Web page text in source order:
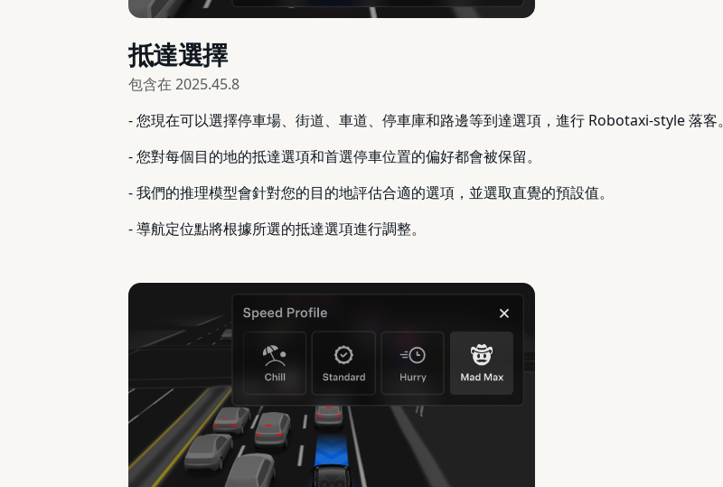
抵達選擇
包含在 2025.45.8
- 您現在可以選擇停車場、街道、車道、停車庫和路邊等到達選項，進行 Robotaxi-style 落客。
- 您對每個目的地的抵達選項和首選停車位置的偏好都會被保留。
- 我們的推理模型會針對您的目的地評估合適的選項，並選取直覺的預設值。
- 導航定位點將根據所選的抵達選項進行調整。